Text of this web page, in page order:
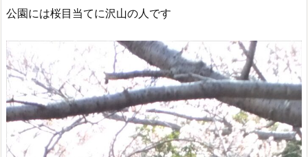
公園には桜目当てに沢山の人です